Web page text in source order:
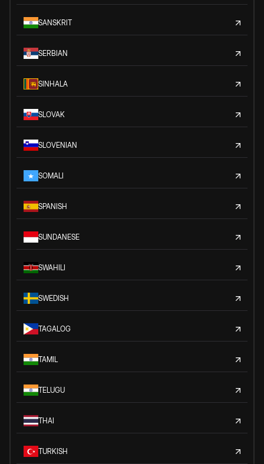
SANSKRIT
SERBIAN
SINHALA
SLOVAK
SLOVENIAN
SOMALI
SPANISH
SUNDANESE
SWAHILI
SWEDISH
TAGALOG
TAMIL
TELUGU
THAI
TURKISH